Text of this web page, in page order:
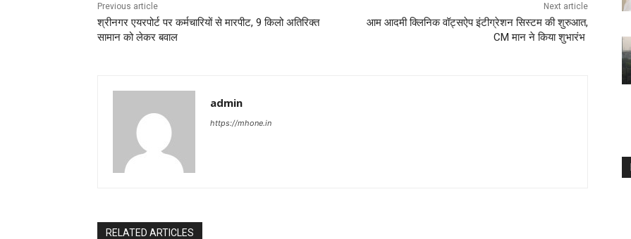
Previous article
श्रीनगर एयरपोर्ट पर कर्मचारियों से मारपीट, 9 किलो अतिरिक्त
सामान को लेकर बवाल
Next article
आम आदमी क्लिनिक वॉट्सऐप इंटीग्रेशन सिस्टम की शुरुआत,
CM मान ने किया शुभारंभ
admin
https://mhone.in
RELATED ARTICLES